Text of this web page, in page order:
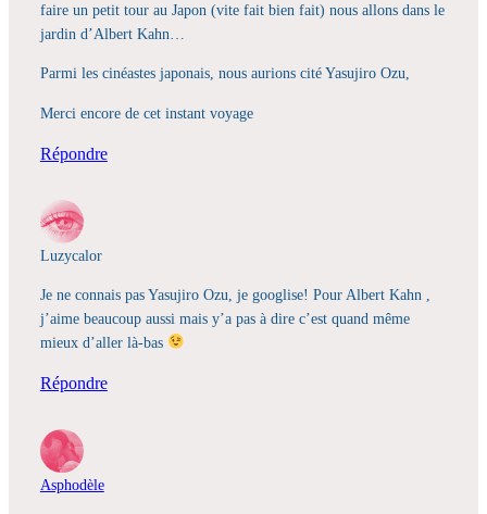
faire un petit tour au Japon (vite fait bien fait) nous allons dans le
jardin d’Albert Kahn…
Parmi les cinéastes japonais, nous aurions cité Yasujiro Ozu,
Merci encore de cet instant voyage
Répondre
Luzycalor
Je ne connais pas Yasujiro Ozu, je googlise! Pour Albert Kahn ,
j’aime beaucoup aussi mais y’a pas à dire c’est quand même
mieux d’aller là-bas
Répondre
Asphodèle